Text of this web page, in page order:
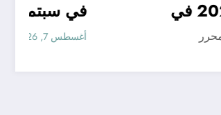
في خريف 2026 في
الجزائر
أغسطس 7, 2026